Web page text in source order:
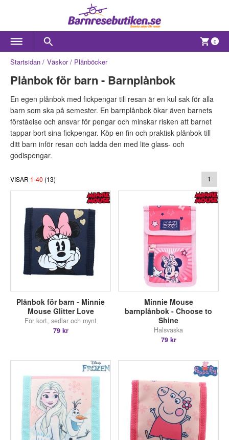
0
Startsidan Väskor Plånböcker
Plånbok för barn - Barnplånbok
En egen plånbok med fickpengar till resan är en kul sak för alla
barn som ska på semester. En barnplånbok ökar även barnets
förståelse och ansvar för pengar och minskar risken att barnet
tappar bort sina fickpengar. Köp en fin och praktisk plånbok till
ditt barn inför resan och ladda den med lite glass- och
godispengar.
VISAR 1-40 (13) 1
Plånbok för barn - Minnie
Mouse Glitter Love
För kort, sedlar och mynt
79 kr
Minnie Mouse
barnplånbok - Choose to
Shine
Halsväska
79 kr